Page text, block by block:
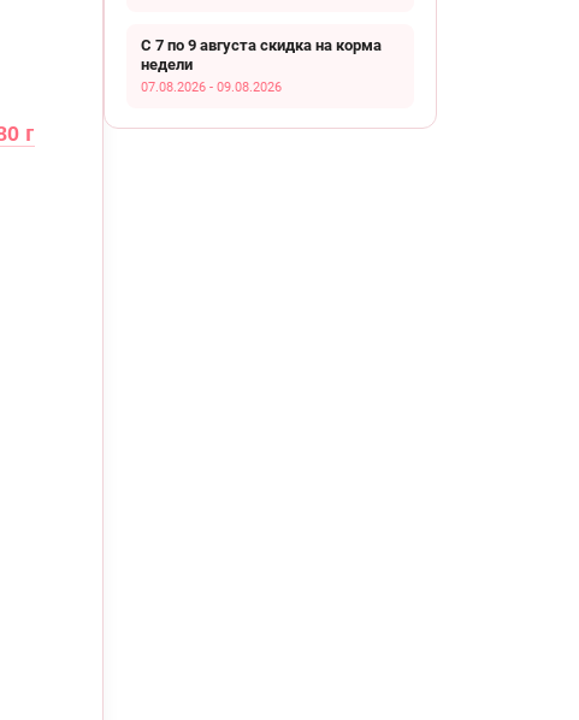
г
С 7 по 9 августа скидка на корма
недели
07.08.2026 - 09.08.2026